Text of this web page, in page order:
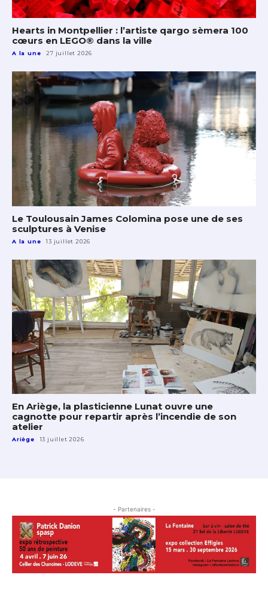
Hearts in Montpellier : l’artiste qargo sèmera 100
cœurs en LEGO® dans la ville
A la une 27 juillet 2026
Le Toulousain James Colomina pose une de ses
sculptures à Venise
A la une 13 juillet 2026
En Ariège, la plasticienne Lunat ouvre une
cagnotte pour repartir après l’incendie de son
atelier
Ariège 13 juillet 2026
- Partenaires -